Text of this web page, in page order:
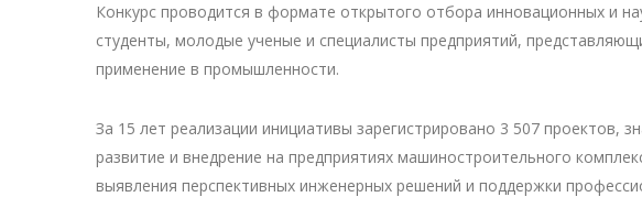
Конкурс проводится в формате открытого отбора инновационных и
студенты, молодые ученые и специалисты предприятий,
применение в промышленности.
За 15 лет реализации инициативы зарегистрировано 3 507 проектов,
развитие и внедрение на предприятиях машиностроительного
выявления перспективных инженерных решений и поддержки